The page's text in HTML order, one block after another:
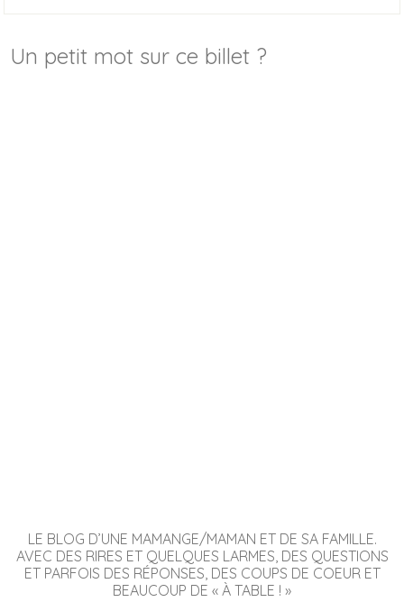
Un petit mot sur ce billet ?
LE BLOG D’UNE MAMANGE/MAMAN ET DE SA FAMILLE.
AVEC DES RIRES ET QUELQUES LARMES, DES QUESTIONS
ET PARFOIS DES RÉPONSES, DES COUPS DE COEUR ET
BEAUCOUP DE « À TABLE ! »